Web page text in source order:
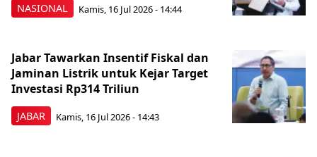
NASIONAL Kamis, 16 Jul 2026 - 14:44
JABAR
Jabar Tawarkan Insentif Fiskal dan
Jaminan Listrik untuk Kejar Target
Investasi Rp314 Triliun
Kamis, 16 Jul 2026 - 14:43